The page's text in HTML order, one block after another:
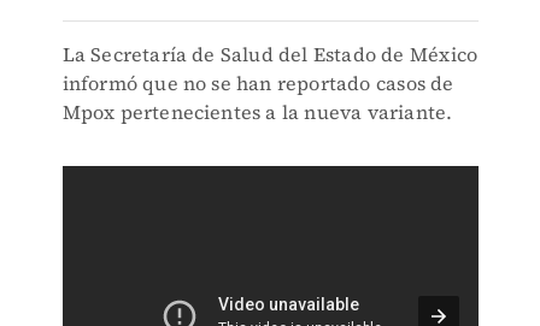
La Secretaría de Salud del Estado de México
informó que no se han reportado casos de
Mpox pertenecientes a la nueva variante.